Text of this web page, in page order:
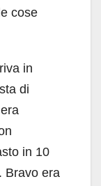
cose
in
di
era
in 10
. Bravo era